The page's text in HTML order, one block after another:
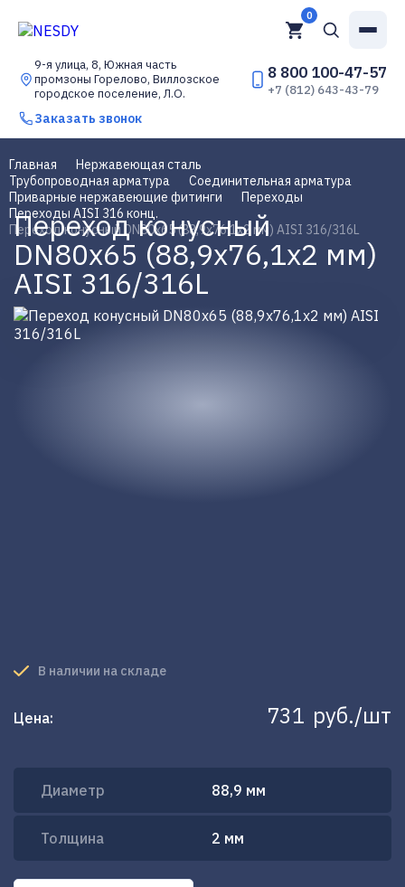
9-я улица, 8, Южная часть
промзоны Горелово, Виллозское
городское поселение, Л.О.
8 800 100-47-57
+7 (812) 643-43-79
Заказать звонок
0
Главная
Нержавеющая сталь
Трубопроводная арматура
Соединительная арматура
Приварные нержавеющие фитинги
Переходы
Переходы AISI 316 конц.
Переход конусный DN80x65 (88,9х76,1х2 мм) AISI 316/316L
Переход конусный
DN80x65 (88,9х76,1х2 мм)
AISI 316/316L
В наличии на складе
Цена: 731 руб./шт
Диаметр 88,9 мм
Толщина 2 мм